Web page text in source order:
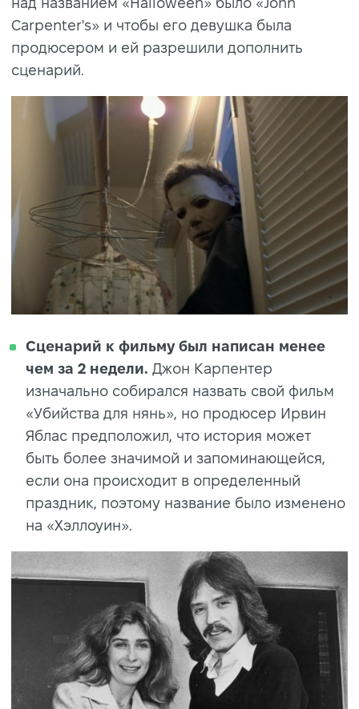
Carpenter's» и чтобы его девушка была
продюсером и ей разрешили дополнить
сценарий.
Сценарий к фильму был написан менее
чем за 2 недели. Джон Карпентер
изначально собирался назвать свой фильм
«Убийства для нянь», но продюсер Ирвин
Яблас предположил, что история может
быть более значимой и запоминающейся,
если она происходит в определенный
праздник, поэтому название было изменено
на «Хэллоуин».